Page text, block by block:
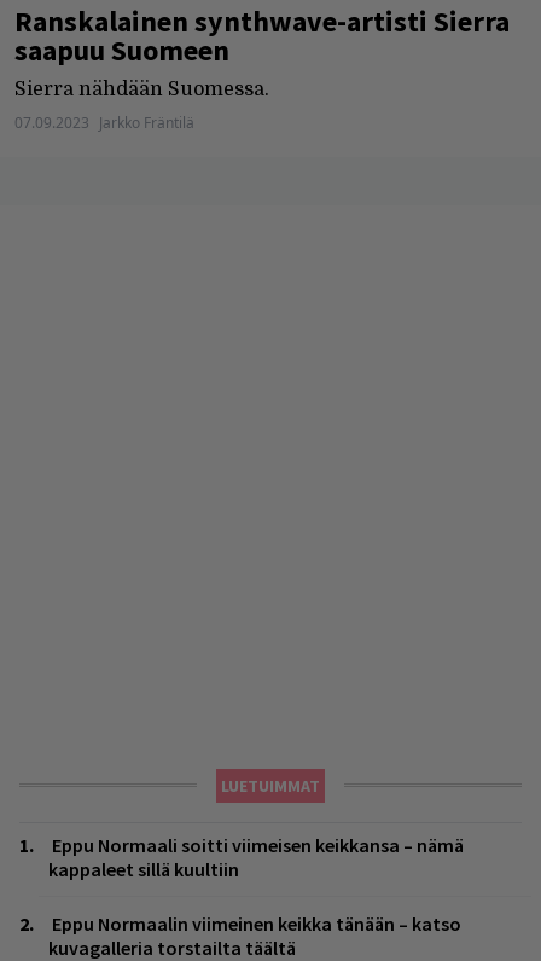
Ranskalainen synthwave-artisti Sierra
saapuu Suomeen
Sierra nähdään Suomessa.
07.09.2023 Jarkko Fräntilä
LUETUIMMAT
Eppu Normaali soitti viimeisen keikkansa – nämä
kappaleet sillä kuultiin
Eppu Normaalin viimeinen keikka tänään – katso
kuvagalleria torstailta täältä